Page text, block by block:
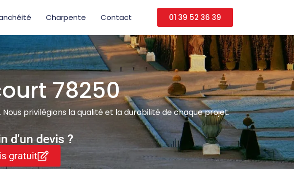
Charpente Contact 01 39 52 36 39
78250
privilégions la qualité et la durabilité de chaque projet.
d'un devis ?
gratuit